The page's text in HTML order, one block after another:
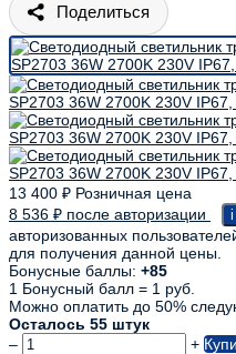
Поделиться
13 400 ₽ Розничная цена
8 536 ₽ после авторизации i
авторизованных
для получения данной цены.
Бонусные баллы: +85
1 Бонусный балл = 1 руб.
Можно оплатить до 50%
Осталось 55 штук
–
+